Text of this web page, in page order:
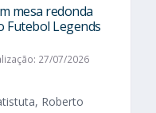
mesa redonda
Futebol Legends
27/07/2026
Roberto